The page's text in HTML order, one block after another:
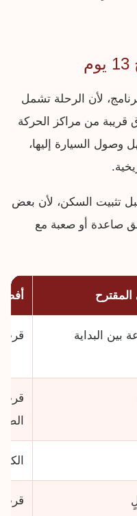
لأن الرحلة تشمل
قريبة من مراكز الحركة
وصول السيارة إليها،
تثبيت السكن، لأن بعض
صاعدة أو صعبة مع
المقترح
بين البداية
قرب
قرب
قرب